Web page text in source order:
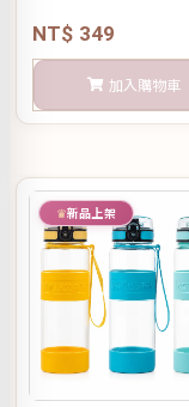
NT$ 349
加入購物車
新品上架